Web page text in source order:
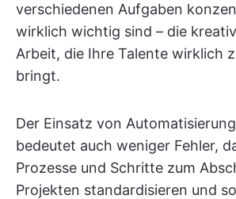
verschiedenen Aufgaben
wirklich wichtig sind – die
Arbeit, die Ihre Talente wirklich
bringt.
Der Einsatz von
bedeutet auch weniger Fehler,
Prozesse und Schritte zum
Projekten standardisieren und